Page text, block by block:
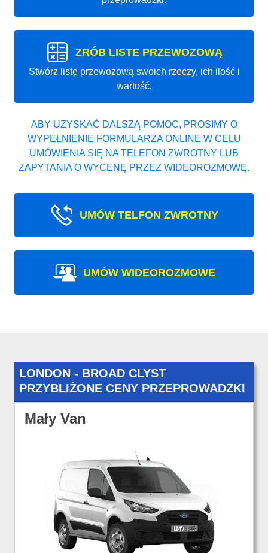
ZRÓB LISTE PRZEWOZOWĄ
Stwórz listę przewozową swoich rzeczy, ich ilość i
wartość.
ABY UZYSKAĆ DALSZĄ POMOC, PROSIMY O
WYPEŁNIENIE FORMULARZA ONLINE W CELU
UMÓWIENIA SIĘ NA TELEFON ZWROTNY LUB
ZAPYTANIA O WYCENĘ PRZEZ WIDEOROZMOWĘ.
UMÓW TELFON ZWROTNY
UMÓW WIDEOROZMOWE
LONDON - BROAD CLYST
PRZYBLIŻONE CENY PRZEPROWADZKI
Mały Van